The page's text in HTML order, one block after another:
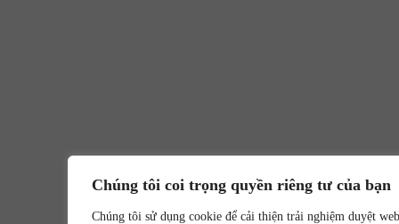
Chúng tôi coi trọng quyền riêng tư của bạn
Chúng tôi sử dụng cookie để cải thiện trải nghiệm duyệt